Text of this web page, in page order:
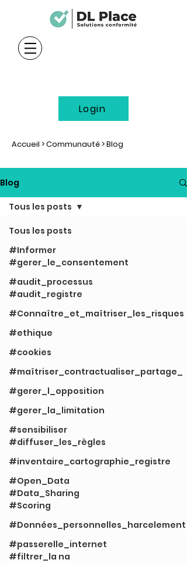
Login
Accueil >Communauté> Blog
Blog
Tous les posts
#Informer
#gerer_le_consentement
#audit_processus
#audit_registre
#Connaître_et_maîtriser_les_risques
#ethique
#cookies
#maîtriser_contractualiser_partage_
#gerer_l_opposition
#gerer_la_limitation
#sensibiliser
#diffuser_les_règles
#inventaire_cartographie_registre
#Open_Data
#Data_Sharing
#Scoring
#Données_personnelles_harcelement
#passerelle_internet
#filtrer_la na
Tous les posts